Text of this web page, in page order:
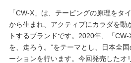
メールニュース登録
「CW-X」は、テーピングの原理をタ
から生まれ、アクティブにカラダを動
トするブランドです。2020年、「
を、走ろう。”をテーマとし、日本全
ーションを行います。今回発売したオ